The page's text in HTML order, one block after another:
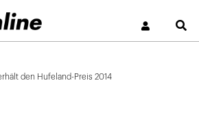
den Hufeland-Preis 2014